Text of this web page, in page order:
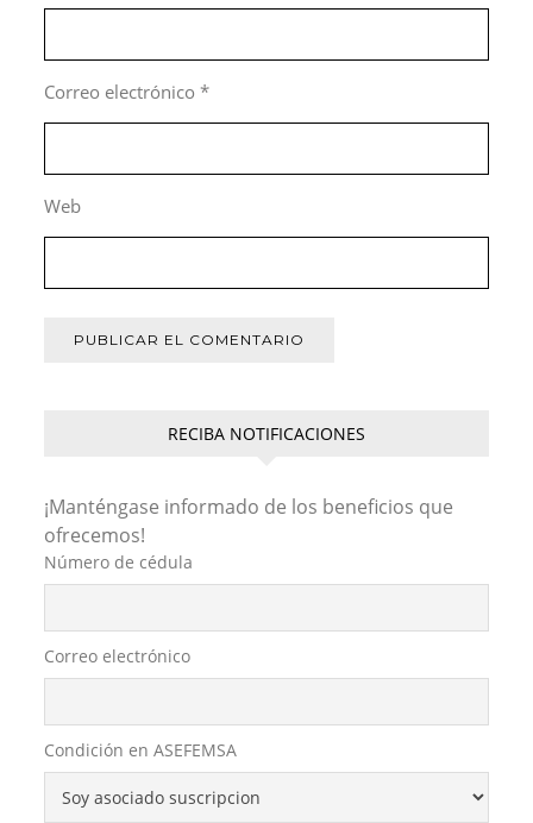
Correo electrónico*
Web
RECIBA NOTIFICACIONES
¡Manténgase informado de los beneficios que
ofrecemos!
Número de cédula
Correo electrónico
Condición en ASEFEMSA